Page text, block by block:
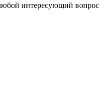
интересующий вопрос